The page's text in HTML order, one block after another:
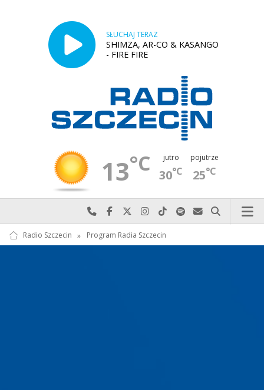
SŁUCHAJ TERAZ
SHIMZA, AR-CO & KASANGO
- FIRE FIRE
13°C jutro
30°C
pojutrze
25°C
Najlepiej po prostu do nas zadzwoń
Odwiedź nas na Facebook-u
Odwiedź nas na X
Odwiedź nas na Instagram-ie
Odwiedź nas na TikTok-u
Szukaj nas na Spotify
Wyślij do nas
Szukaj
Radio Szczecin » Program Radia Szczecin